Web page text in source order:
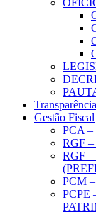
Transparência
Gestão Fiscal
PCA
RGF
RGF
PCM
PCPE